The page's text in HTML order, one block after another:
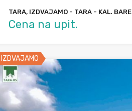
TARA, IZDVAJAMO - TARA - KAL. BARE
Cena na upit.
IZDVAJAMO